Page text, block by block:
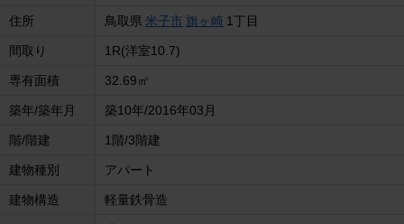
住所 鳥取県 米子市 旗ヶ崎 1丁目
間取り 1R(洋室10.7)
専有面積 32.69㎡
築年/築年月 築10年/2016年03月
階/階建 1階/3階建
建物種別 アパート
建物構造 軽量鉄骨造